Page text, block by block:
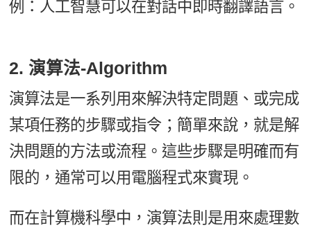
例：人工智慧可以在對話中即時翻譯語言。
2. 演算法-Algorithm
演算法是一系列用來解決特定問題、或完成
某項任務的步驟或指令；簡單來說，就是解
決問題的方法或流程。這些步驟是明確而有
限的，通常可以用電腦程式來實現。
而在計算機科學中，演算法則是用來處理數